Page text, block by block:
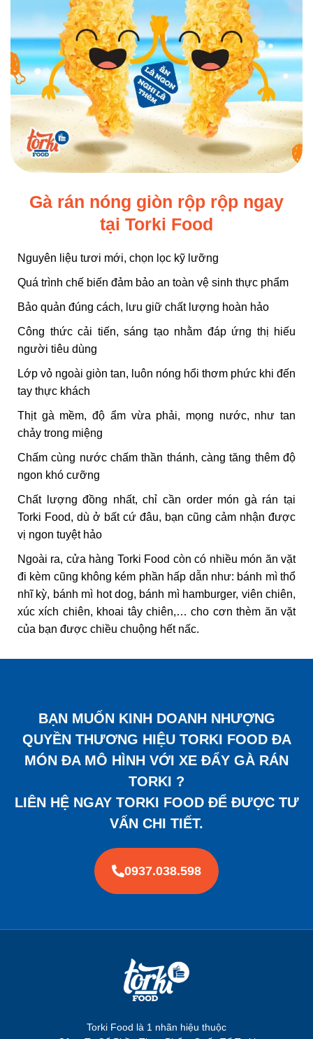
Gà rán nóng giòn rộp rộp ngay
tại Torki Food
Nguyên liệu tươi mới, chọn lọc kỹ lưỡng
Quá trình chế biến đảm bảo an toàn vệ sinh thực phẩm
Bảo quản đúng cách, lưu giữ chất lượng hoàn hảo
Công thức cải tiến, sáng tạo nhằm đáp ứng thị hiếu
người tiêu dùng
Lớp vỏ ngoài giòn tan, luôn nóng hổi thơm phức khi đến
tay thực khách
Thịt gà mềm, độ ẩm vừa phải, mọng nước, như tan
chảy trong miệng
Chấm cùng nước chấm thần thánh, càng tăng thêm độ
ngon khó cưỡng
Chất lượng đồng nhất, chỉ cần order món gà rán tại
Torki Food, dù ở bất cứ đâu, bạn cũng cảm nhận được
vị ngon tuyệt hảo
Ngoài ra, cửa hàng Torki Food còn có nhiều món ăn vặt
đi kèm cũng không kém phần hấp dẫn như: bánh mì thổ
nhĩ kỳ, bánh mì hot dog, bánh mì hamburger, viên chiên,
xúc xích chiên, khoai tây chiên,… cho cơn thèm ăn vặt
của bạn được chiều chuộng hết nấc.
BẠN MUỐN KINH DOANH NHƯỢNG
QUYỀN THƯƠNG HIỆU TORKI FOOD ĐA
MÓN ĐA MÔ HÌNH VỚI XE ĐẨY GÀ RÁN
TORKI ?
LIÊN HỆ NGAY TORKI FOOD ĐỂ ĐƯỢC TƯ
VẤN CHI TIẾT.
0937.038.598
Torki Food là 1 nhãn hiệu thuộc